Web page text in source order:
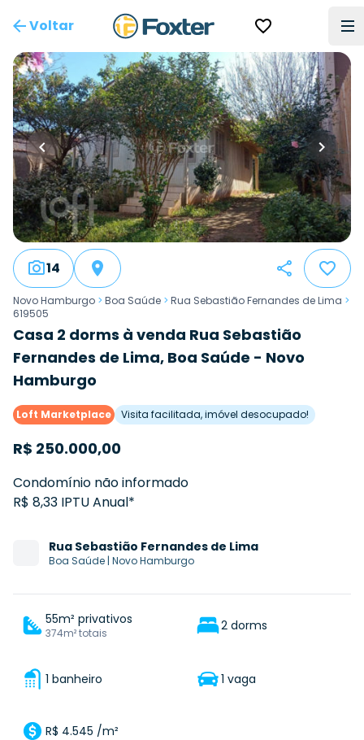
Voltar
14
Novo Hamburgo > Boa Saúde > Rua Sebastião Fernandes de Lima >
619505
Casa 2 dorms à venda Rua Sebastião
Fernandes de Lima, Boa Saúde - Novo
Hamburgo
Loft Marketplace Visita facilitada, imóvel desocupado!
R$ 250.000,00
Condomínio não informado
R$ 8,33 IPTU Anual*
Rua Sebastião Fernandes de Lima
Boa Saúde | Novo Hamburgo
55m² privativos
374m² totais 2 dorms
1 banheiro 1 vaga
R$ 4.545 /m²